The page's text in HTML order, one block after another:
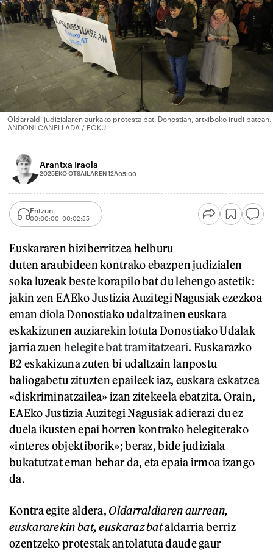
Oldarraldi judizialaren aurkako protesta bat, Donostian, artxiboko irudi batean.
ANDONI CANELLADA / FOKU
Arantxa Iraola
2025EKO OTSAILAREN 12A05:00
Entzun
00:00:00 00:02:55
Euskararen biziberritzea helburu
duten araubideen kontrako ebazpen judizialen
soka luzeak beste korapilo bat du lehengo astetik:
jakin zen EAEko Justizia Auzitegi Nagusiak ezezkoa
eman diola Donostiako udaltzainen euskara
eskakizunen auziarekin lotuta Donostiako Udalak
jarria zuen helegite bat tramitatzeari. Euskarazko
B2 eskakizuna zuten bi udaltzain lanpostu
baliogabetu zituzten epaileek iaz, euskara eskatzea
«diskriminatzailea» izan zitekeela ebatzita. Orain,
EAEko Justizia Auzitegi Nagusiak adierazi du ez
duela ikusten epai horren kontrako helegiterako
«interes objektiborik»; beraz, bide judiziala
bukatutzat eman behar da, eta epaia irmoa izango
da.
Kontra egite aldera, Oldarraldiaren aurrean,
euskararekin bat, euskaraz bataldarria berriz
ozentzeko protestak antolatuta daude gaur